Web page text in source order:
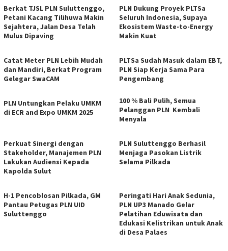
Berkat TJSL PLN Suluttenggo,
Petani Kacang Tilihuwa Makin
Sejahtera, Jalan Desa Telah
Mulus Dipaving
PLN Dukung Proyek PLTSa
Seluruh Indonesia, Supaya
Ekosistem Waste-to-Energy
Makin Kuat
Catat Meter PLN Lebih Mudah
dan Mandiri, Berkat Program
Gelegar SwaCAM
PLTSa Sudah Masuk dalam EBT,
PLN Siap Kerja Sama Para
Pengembang
PLN Untungkan Pelaku UMKM
di ECR and Expo UMKM 2025
100 % Bali Pulih, Semua
Pelanggan PLN Kembali
Menyala
Perkuat Sinergi dengan
Stakeholder, Manajemen PLN
Lakukan Audiensi Kepada
Kapolda Sulut
PLN Suluttenggo Berhasil
Menjaga Pasokan Listrik
Selama Pilkada
H-1 Pencoblosan Pilkada, GM
Pantau Petugas PLN UID
Suluttenggo
Peringati Hari Anak Sedunia,
PLN UP3 Manado Gelar
Pelatihan Eduwisata dan
Edukasi Kelistrikan untuk Anak
di Desa Palaes